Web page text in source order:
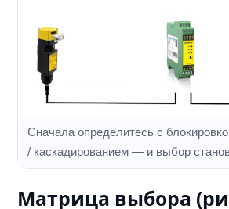
Сначала определитесь с
/ каскадированием — и выбор
Матрица выбора